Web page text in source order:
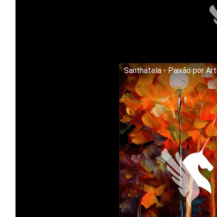
Santhatela - Paixão por